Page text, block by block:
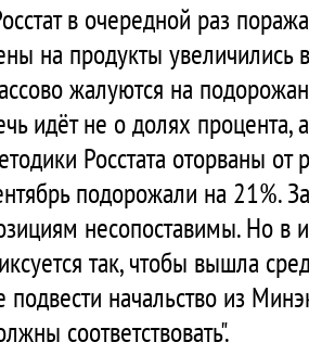
в очередной раз
на продукты увеличились
жалуются на
идёт не о долях
Росстата оторваны
подорожали на 21%.
несопоставимы. Но в
так, чтобы вышла
подвести начальство из
соответствовать".